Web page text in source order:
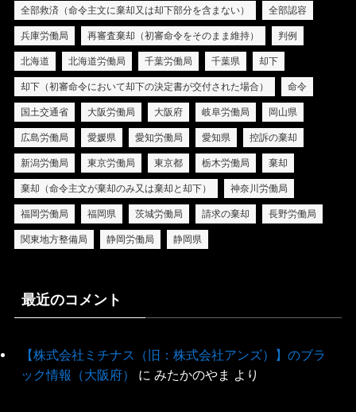
全部救済（命令主文に棄却又は却下部分を含まない） 全部認容
兵庫労働局 再審査棄却（初審命令をそのまま維持） 判例
北海道 北海道労働局 千葉労働局 千葉県 却下
却下（初審命令において却下の決定書が交付された場合） 命令
国土交通省 大阪労働局 大阪府 岐阜労働局 岡山県
広島労働局 愛媛県 愛知労働局 愛知県 控訴の棄却
新潟労働局 東京労働局 東京都 栃木労働局 棄却
棄却（命令主文が棄却のみ又は棄却と却下） 神奈川労働局
福岡労働局 福岡県 茨城労働局 請求の棄却 長野労働局
関東地方整備局 静岡労働局 静岡県
最近のコメント
【株式会社ミチナス（旧：株式会社アンズ）】のブラ
ック情報（大阪府）
に みたかのやま より